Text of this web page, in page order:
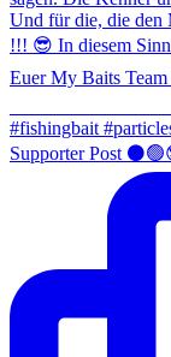
Supporter Post